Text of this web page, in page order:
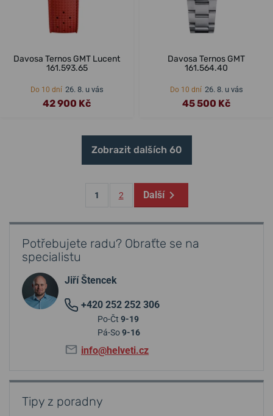
Davosa Ternos GMT Lucent
161.593.65
Do 10 dní 26. 8. u vás
42 900 Kč
Davosa Ternos GMT
161.564.40
Do 10 dní 26. 8. u vás
45 500 Kč
Zobrazit dalších 60
1 2 Další
Potřebujete radu? Obraťte se na
specialistu
Jiří Štencek
+420 252 252 306
Po-Čt 9-19
Pá-So9-16
info@helveti.cz
Tipy z poradny